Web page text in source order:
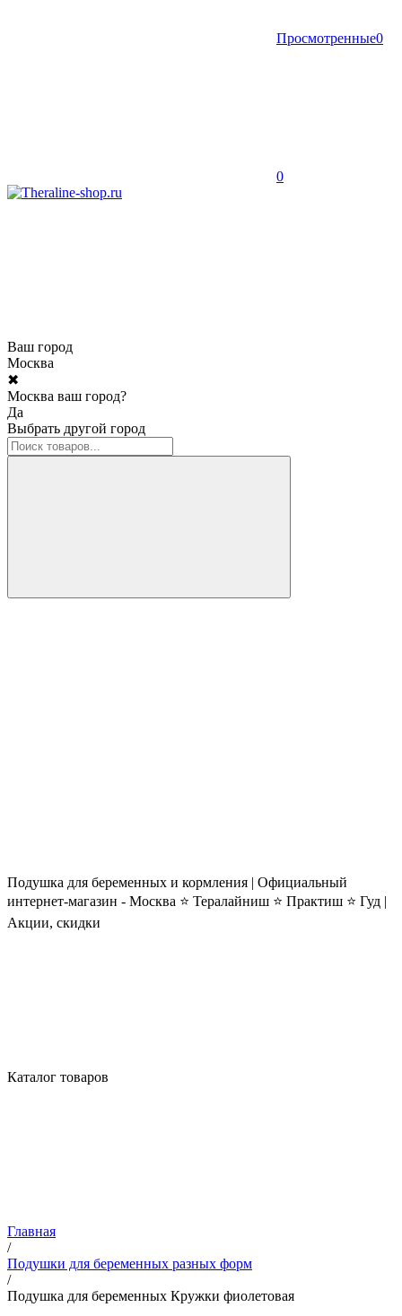
Просмотренные0
0
Ваш город
Москва
✖
Москва ваш город?
Да
Выбрать другой город
Подушка для беременных и кормления | Официальный
интернет-магазин - Москва ⭐ Тералайниш ⭐ Практиш ⭐ Гуд |
Акции, скидки
Каталог товаров
Главная
/
Подушки для беременных разных форм
/
Подушка для беременных Кружки фиолетовая